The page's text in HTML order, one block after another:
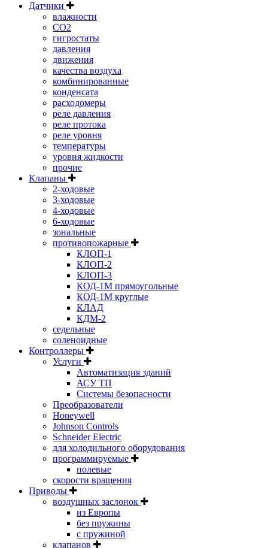
Датчики
влажности
CO2
гигростаты
давления
движения
качества воздуха
комбинированные
конденсата
расходомеры
реле давления
реле протока
реле уровня
температуры
уровня жидкости
прочие
Клапаны
2-ходовые
3-ходовые
4-ходовые
6-ходовые
зональные
противопожарные
КЛОП-1
КЛОП-2
КЛОП-3
КОД-1М прямоугольные
КОД-1М круглые
КЛАД
КДМ-2
седельные
соленоидные
Контроллеры
Услуги
Автоматизация зданий
АСУ ТП
Системы безопасности
Преобразователи
Honeywell
Johnson Controls
Schneider Electric
для холодильного оборудования
программируемые
полевые
скорости вращения
Приводы
воздушных заслонок
из Европы
без пружины
с пружиной
клапанов